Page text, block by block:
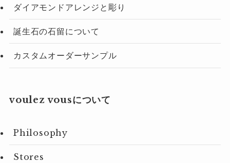
ダイアモンドアレンジと彫り
誕生石の石留について
カスタムオーダーサンプル
voulez vousについて
Philosophy
Stores